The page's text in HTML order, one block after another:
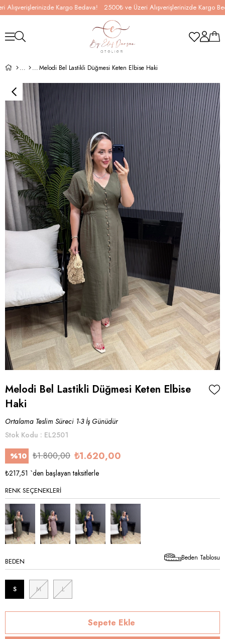
Kargo Bedava! 2500₺ ve Üzeri Alışverişlerinizde Kargo
Melodi Bel Lastikli Düğmesi Keten Elbise Haki
Melodi Bel Lastikli Düğmesi Keten Elbise
Haki
Ortalama Teslim Süreci 1-3 İş Günüdür
Stok Kodu
EL2501
%10
İndirim
₺1.800,00 ₺1.620,00
₺217,51 `den başlayan taksitlerle
RENK SEÇENEKLERI
BEDEN
S M L
Beden Tablosu